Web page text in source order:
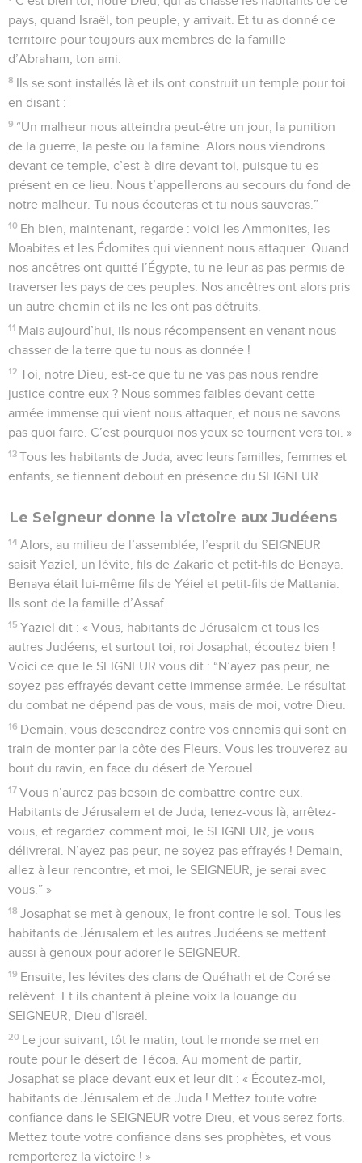
pays, quand Israël, ton peuple, y arrivait. Et tu as donné ce
territoire pour toujours aux membres de la famille
d’Abraham, ton ami.
8 Ils se sont installés là et ils ont construit un temple pour toi
en disant :
9 “Un malheur nous atteindra peut-être un jour, la punition
de la guerre, la peste ou la famine. Alors nous viendrons
devant ce temple, c’est-à-dire devant toi, puisque tu es
présent en ce lieu. Nous t’appellerons au secours du fond de
notre malheur. Tu nous écouteras et tu nous sauveras.”
10 Eh bien, maintenant, regarde : voici les Ammonites, les
Moabites et les Édomites qui viennent nous attaquer. Quand
nos ancêtres ont quitté l’Égypte, tu ne leur as pas permis de
traverser les pays de ces peuples. Nos ancêtres ont alors pris
un autre chemin et ils ne les ont pas détruits.
11 Mais aujourd’hui, ils nous récompensent en venant nous
chasser de la terre que tu nous as donnée !
12 Toi, notre Dieu, est-ce que tu ne vas pas nous rendre
justice contre eux ? Nous sommes faibles devant cette
armée immense qui vient nous attaquer, et nous ne savons
pas quoi faire. C’est pourquoi nos yeux se tournent vers toi. »
13 Tous les habitants de Juda, avec leurs familles, femmes et
enfants, se tiennent debout en présence du SEIGNEUR.
Le Seigneur donne la victoire aux Judéens
14 Alors, au milieu de l’assemblée, l’esprit du SEIGNEUR
saisit Yaziel, un lévite, fils de Zakarie et petit-fils de Benaya.
Benaya était lui-même fils de Yéiel et petit-fils de Mattania.
Ils sont de la famille d’Assaf.
15 Yaziel dit : « Vous, habitants de Jérusalem et tous les
autres Judéens, et surtout toi, roi Josaphat, écoutez bien !
Voici ce que le SEIGNEUR vous dit : “N’ayez pas peur, ne
soyez pas effrayés devant cette immense armée. Le résultat
du combat ne dépend pas de vous, mais de moi, votre Dieu.
16 Demain, vous descendrez contre vos ennemis qui sont en
train de monter par la côte des Fleurs. Vous les trouverez au
bout du ravin, en face du désert de Yerouel.
17 Vous n’aurez pas besoin de combattre contre eux.
Habitants de Jérusalem et de Juda, tenez-vous là, arrêtez-
vous, et regardez comment moi, le SEIGNEUR, je vous
délivrerai. N’ayez pas peur, ne soyez pas effrayés ! Demain,
allez à leur rencontre, et moi, le SEIGNEUR, je serai avec
vous.” »
18 Josaphat se met à genoux, le front contre le sol. Tous les
habitants de Jérusalem et les autres Judéens se mettent
aussi à genoux pour adorer le SEIGNEUR.
19 Ensuite, les lévites des clans de Quéhath et de Coré se
relèvent. Et ils chantent à pleine voix la louange du
SEIGNEUR, Dieu d’Israël.
20 Le jour suivant, tôt le matin, tout le monde se met en
route pour le désert de Técoa. Au moment de partir,
Josaphat se place devant eux et leur dit : « Écoutez-moi,
habitants de Jérusalem et de Juda ! Mettez toute votre
confiance dans le SEIGNEUR votre Dieu, et vous serez forts.
Mettez toute votre confiance dans ses prophètes, et vous
remporterez la victoire ! »